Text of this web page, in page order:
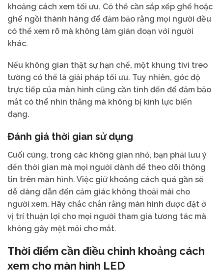
khoảng cách xem tối ưu. Có thể cần sắp xếp ghế hoặc
ghế ngồi thành hàng để đảm bảo rằng mọi người đều
có thể xem rõ mà không làm gián đoạn với người
khác.
Nếu không gian thật sự hạn chế, một khung tivi treo
tường có thể là giải pháp tối ưu. Tuy nhiên, góc độ
trực tiếp của màn hình cũng cần tính đến để đảm bảo
mắt có thể nhìn thẳng mà không bị kính lực biến
dạng.
Đánh giá thời gian sử dụng
Cuối cùng, trong các không gian nhỏ, bạn phải lưu ý
đến thời gian mà mọi người dành để theo dõi thông
tin trên màn hình. Việc giữ khoảng cách quá gần sẽ
dễ dàng dẫn đến cảm giác không thoải mái cho
người xem. Hãy chắc chắn rằng màn hình được đặt ở
vị trí thuận lợi cho mọi người tham gia tương tác mà
không gây mệt mỏi cho mắt.
Thời điểm cần điều chỉnh khoảng cách
xem cho màn hình LED